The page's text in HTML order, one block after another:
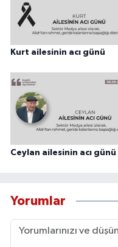
Kurt ailesinin acı günü
Ceylan ailesinin acı günü
Yorumlar